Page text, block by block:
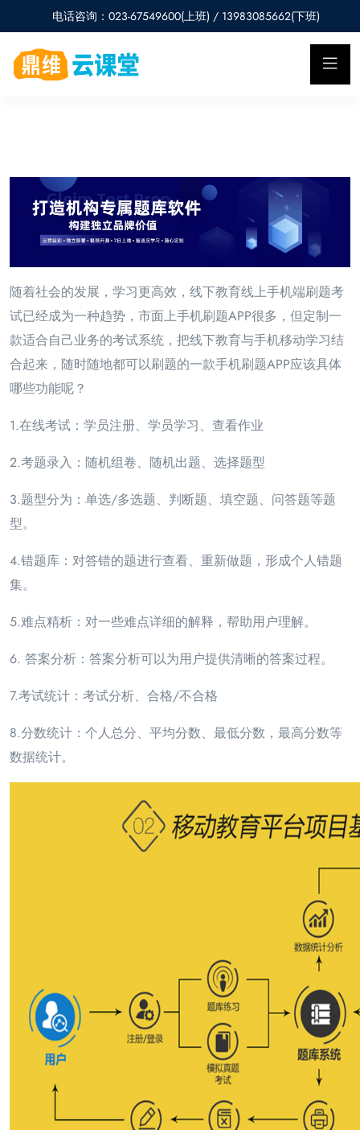
电话咨询：023-67549600(上班) / 13983085662(下班)
随着社会的发展，学习更高效，线下教育线上手机端刷题考
试已经成为一种趋势，市面上手机刷题APP很多，但定制一
款适合自己业务的考试系统，把线下教育与手机移动学习结
合起来，随时随地都可以刷题的一款手机刷题APP应该具体
哪些功能呢？
1.在线考试：学员注册、学员学习、查看作业
2.考题录入：随机组卷、随机出题、选择题型
3.题型分为：单选/多选题、判断题、填空题、问答题等题
型。
4.错题库：对答错的题进行查看、重新做题，形成个人错题
集。
5.难点精析：对一些难点详细的解释，帮助用户理解。
6. 答案分析：答案分析可以为用户提供清晰的答案过程。
7.考试统计：考试分析、合格/不合格
8.分数统计：个人总分、平均分数、最低分数，最高分数等
数据统计。